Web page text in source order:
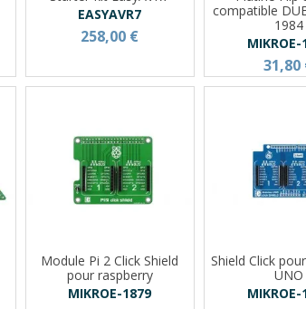
EASYAVR7
258,00 €
compatible
1984
MIKROE-
31,80
Module Pi 2 Click Shield
pour raspberry
MIKROE-1879
Shield Click
UNO
MIKROE-